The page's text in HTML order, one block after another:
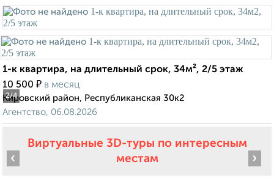
2/4
1-к квартира, на длительный срок, 34м², 2/5 этаж
10 500 ₽ в месяц
Кировский район, Республиканская 30к2
Агентство, 06.08.2026
Виртуальные 3D-туры по интересным
местам
‹ ›